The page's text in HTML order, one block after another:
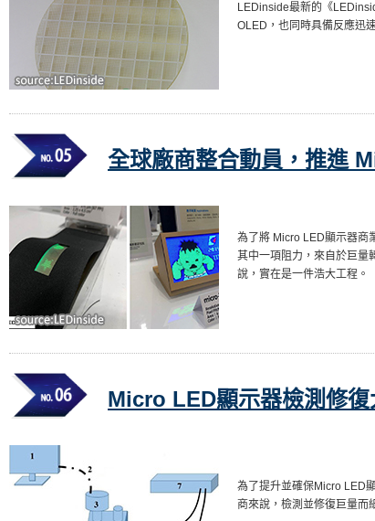
LEDinside最新的《
OLED，也同時具備反應迅
全球廠商整合動員，推進
為了將 Micro LED顯示器商
其中一項阻力，來自於巨量
說，實在是一件浩大工程。
Micro LED顯示器檢測修復
為了提升並確保Micro LED
商來說，檢測並修復巨量而